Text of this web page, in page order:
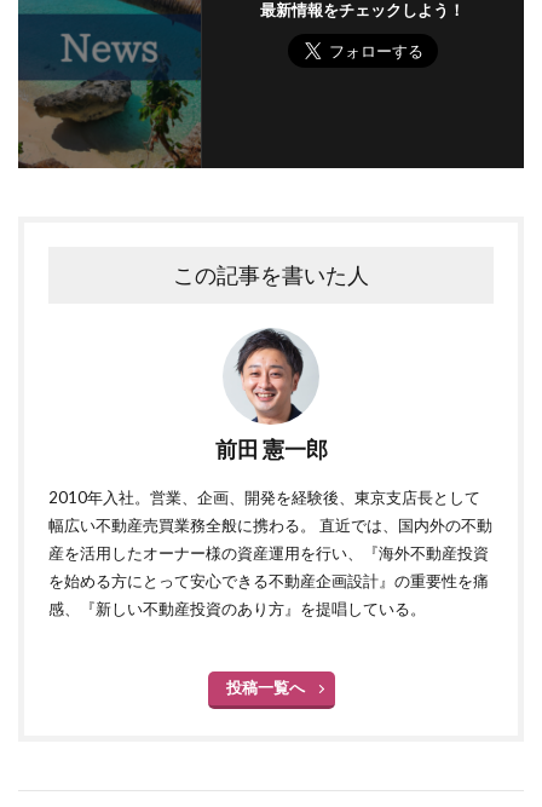
最新情報をチェックしよう！
この記事を書いた人
前田 憲一郎
2010年入社。営業、企画、開発を経験後、東京支店長として
幅広い不動産売買業務全般に携わる。 直近では、国内外の不動
産を活用したオーナー様の資産運用を行い、『海外不動産投資
を始める方にとって安心できる不動産企画設計』の重要性を痛
感、『新しい不動産投資のあり方』を提唱している。
投稿一覧へ